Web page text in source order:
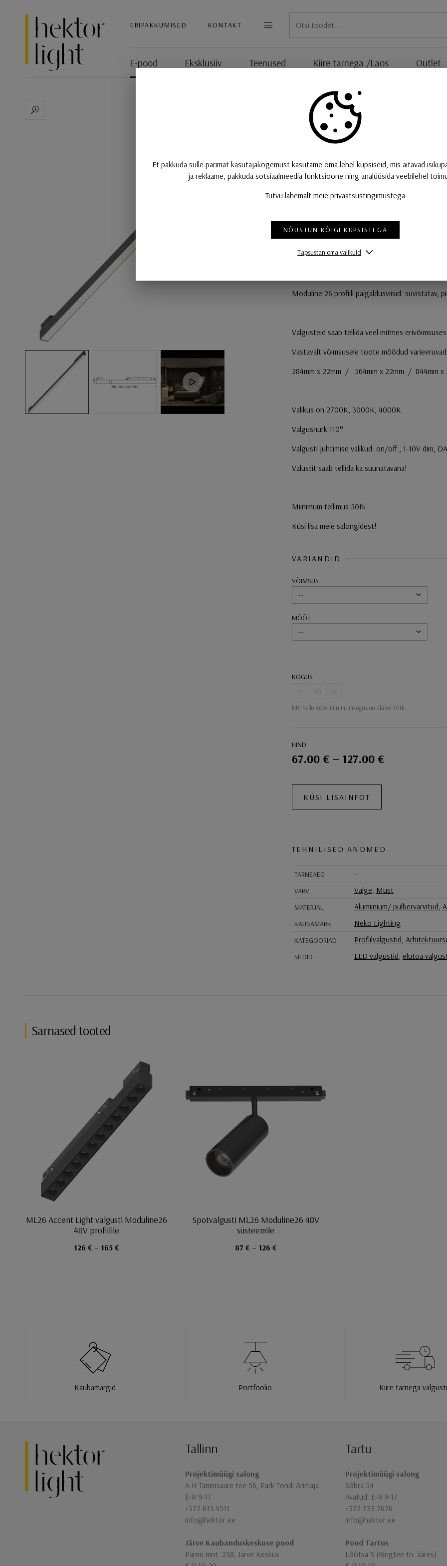
Hektor Light
ERIPAKKUMISED KONTAKT
MENÜÜ
E-pood Eksklusiiv Teenused Kiire tarnega /Laos Outlet
ML26 General Light Moduline26 48V profiilile
ML26 General
Valgusti sobib NEKO Moduline26 48V profiilile.
7W LED 400lm 3000K 110° valgusnurk on/off
13W LED 800lm 3000K 110° valgusnurk on/off
26W LED 1900lm 3000K 110° valgusnurk on/off
Moduline 26 profiili paigaldusviisid: süvistatav,
Valgusteid saab tellida veel mitmes
Vastavalt võimsusele toote mõõdud
284mm x 22mm / 564mm x 22mm / 844mm x
Valikus on 2700K, 3000K, 4000K
Valgusnurk 110°
Valgusti juhtimise valikud: on/off , 1-10V dim,
Valustit saab tellida ka suunatavana!
Miinimum tellimus:50tk
Küsi lisa meie salongidest!
VARIANDID
VÕIMSUS
--
MÕÕT
--
KOGUS
NB! Selle toote miinimumkogus on alates 50tk
Ostukorvi toimingud
HIND
67.00 € – 127.00 €
KÜSI LISAINFOT
TEHNILISED ANDMED
TARNEAEG –
VÄRV Valge Must
MATERJAL Alumiinium/ pulbervärvitud
KAUBAMÄRK Neko Lighting
KATEGOORIAD Profiilvalgustid
SILDID LED valgustid elutoa
Sarnased tooted
ML26 Accent Light valgusti Moduline26
48V profiilile
126 € – 165 €
Spotvalgusti ML26 Moduline26 48V
süsteemile
87 € – 126 €
Kaubamärgid Portfoolio Kiire tarnega
Jaluse navigatsioon
Tallinn
Projektimüügi salong
A.H Tammsaare tee 56, Park Tondi Ärimaja
E-R 9-17
+372 615 4511
info@hektor.ee
Järve Kaubanduskeskuse pood
Pärnu mnt. 238, Järve Keskus
Tartu
Projektimüügi salong
Sõbra 54
Avatud: E-R 9-17
+372 733 7676
info@hektor.ee
Pood Tartus
Lõõtsa 5 (Ringtee tn. ääres)
Et pakkuda sulle parimat kasutajakogemust kasutame oma lehel küpsiseid, mis aitavad
ja reklaame, pakkuda sotsiaalmeedia funktsioone ning analüüsida veebilehel
Tutvu lähemalt meie privaatsustingimustega
NÕUSTUN KÕIGI KÜPSISTEGA
Täpsustan oma valikuid